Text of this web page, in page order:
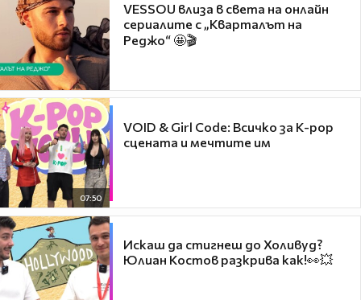
VESSOU влиза в света на онлайн
сериалите с „Кварталът на
Реджо“ 🤩🎬
07:50
VOID & Girl Code: Всичко за K-pop
сцената и мечтите им
Искаш да стигнеш до Холивуд?
Юлиан Костов разкрива как!👀💥